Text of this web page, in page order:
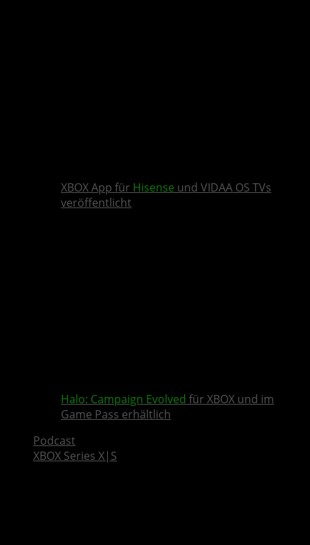
XBOX App für Hisense und VIDAA OS TVs
veröffentlicht
Halo: Campaign Evolved für XBOX und im
Game Pass erhältlich
Podcast
XBOX Series X|S